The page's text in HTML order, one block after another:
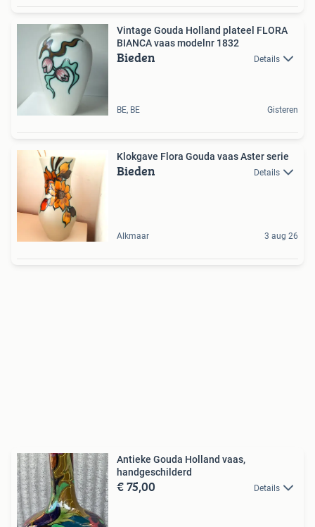
Vintage Gouda Holland plateel FLORA
BIANCA vaas modelnr 1832
Bieden Details
BE, BE Gisteren
Klokgave Flora Gouda vaas Aster serie
Bieden Details
Alkmaar 3 aug 26
Antieke Gouda Holland vaas,
handgeschilderd
€ 75,00 Details